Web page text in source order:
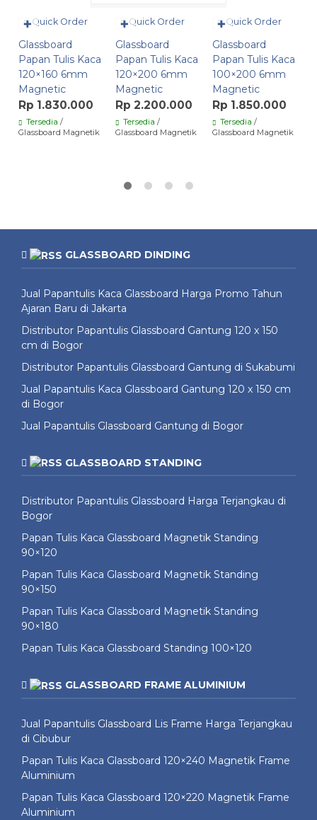
Quick Order
Glassboard
Papan Tulis Kaca
120×160 6mm
Magnetic
Rp 1.830.000
Tersedia /
Glassboard Magnetik
✚ Quick Order
Glassboard
Papan Tulis Kaca
120×200 6mm
Magnetic
Rp 2.200.000
Tersedia /
Glassboard Magnetik
✚ Quick Order
Glassboard
Papan Tulis Kaca
100×200 6mm
Magnetic
Rp 1.850.000
Tersedia /
Glassboard Magnetik
✚
GLASSBOARD DINDING
Jual Papantulis Kaca Glassboard Harga Promo Tahun
Ajaran Baru di Jakarta
Distributor Papantulis Glassboard Gantung 120 x 150
cm di Bogor
Distributor Papantulis Glassboard Gantung di Sukabumi
Jual Papantulis Kaca Glassboard Gantung 120 x 150 cm
di Bogor
Jual Papantulis Glassboard Gantung di Bogor
GLASSBOARD STANDING
Distributor Papantulis Glassboard Harga Terjangkau di
Bogor
Papan Tulis Kaca Glassboard Magnetik Standing
90×120
Papan Tulis Kaca Glassboard Magnetik Standing
90×150
Papan Tulis Kaca Glassboard Magnetik Standing
90×180
Papan Tulis Kaca Glassboard Standing 100×120
GLASSBOARD FRAME ALUMINIUM
Jual Papantulis Glassboard Lis Frame Harga Terjangkau
di Cibubur
Papan Tulis Kaca Glassboard 120×240 Magnetik Frame
Aluminium
Papan Tulis Kaca Glassboard 120×220 Magnetik Frame
Aluminium